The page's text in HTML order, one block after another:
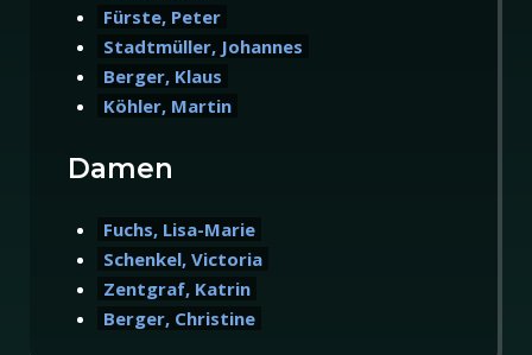
Fürste, Peter
Stadtmüller, Johannes
Berger, Klaus
Köhler, Martin
Damen
Fuchs, Lisa-Marie
Schenkel, Victoria
Zentgraf, Katrin
Berger, Christine